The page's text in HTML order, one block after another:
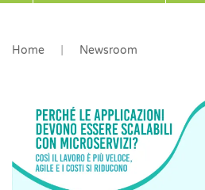
Home Newsroom